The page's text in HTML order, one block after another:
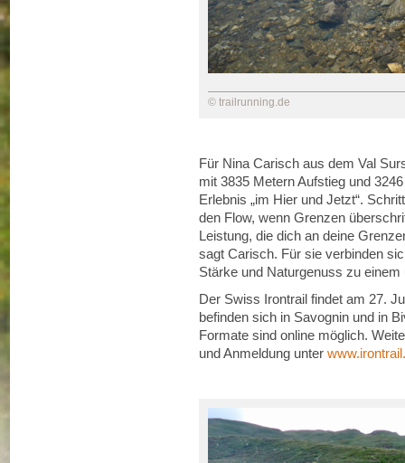
© trailrunning.de
Für Nina Carisch aus dem Val
mit 3835 Metern Aufstieg und
Erlebnis „im Hier und Jetzt“.
den Flow, wenn Grenzen
Leistung, die dich an deine
sagt Carisch. Für sie verbinden
Stärke und Naturgenuss zu
Der Swiss Irontrail findet am 27.
befinden sich in Savognin und in
Formate sind online möglich.
und Anmeldung unter